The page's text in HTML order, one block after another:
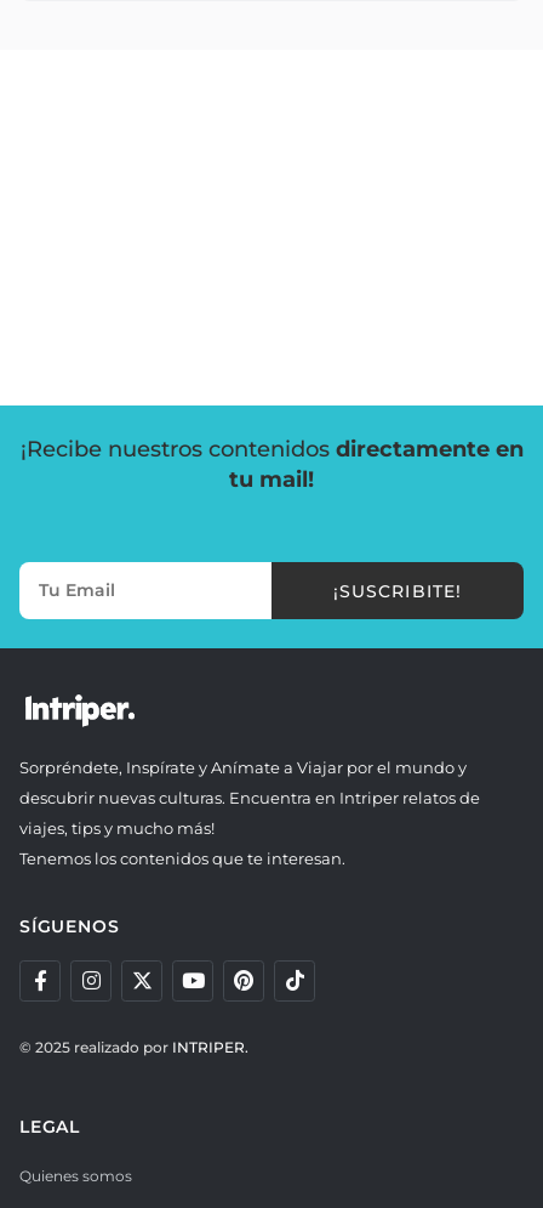
¡Recibe nuestros contenidos directamente en
tu mail!
¡SUSCRIBITE!
Sorpréndete, Inspírate y Anímate a Viajar por el mundo y
descubrir nuevas culturas. Encuentra en Intriper relatos de
viajes, tips y mucho más!
Tenemos los contenidos que te interesan.
SÍGUENOS
© 2025 realizado por INTRIPER.
LEGAL
Quienes somos